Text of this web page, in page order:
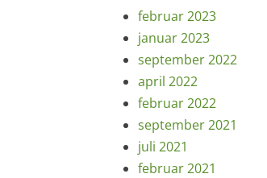
februar 2023
januar 2023
september 2022
april 2022
februar 2022
september 2021
juli 2021
februar 2021